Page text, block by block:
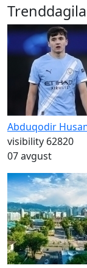
Abduqodir
visibility 62820
07 avgust